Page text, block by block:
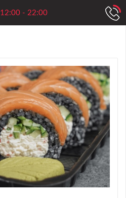
12:00 - 22:00